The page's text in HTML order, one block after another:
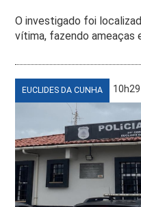
O investigado foi
vítima, fazendo ameaças
EUCLIDES DA CUNHA